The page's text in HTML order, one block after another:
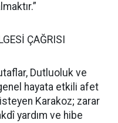
ÇAĞRISI
Dutluoluk ve
hayata etkili afet
isteyen Karakoz; zarar
yardım ve hibe